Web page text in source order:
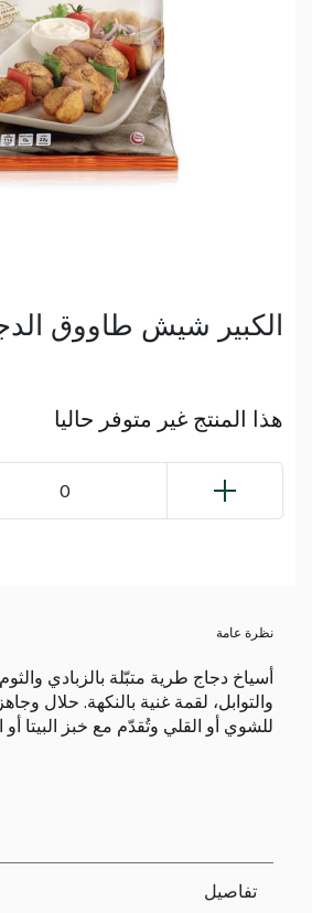
الكبير شيش طاووق الدجاج 1
هذا المنتج غير متوفر حاليا
0
نظرة عامة
أسياخ دجاج طرية متبّلة بالزبادي
والتوابل، لقمة غنية بالنكهة. حلال
للشوي أو القلي وتُقدّم مع خبز البيتا
تفاصيل